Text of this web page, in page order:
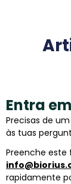
Entra
Precisas de
às tuas
Preenche
rapidamente